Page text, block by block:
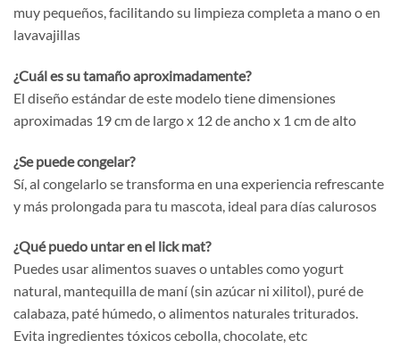
muy pequeños, facilitando su limpieza completa a mano o en
lavavajillas
¿Cuál es su tamaño aproximadamente?
El diseño estándar de este modelo tiene dimensiones
aproximadas 19 cm de largo x 12 de ancho x 1 cm de alto
¿Se puede congelar?
Sí, al congelarlo se transforma en una experiencia refrescante
y más prolongada para tu mascota, ideal para días calurosos
¿Qué puedo untar en el lick mat?
Puedes usar alimentos suaves o untables como yogurt
natural, mantequilla de maní (sin azúcar ni xilitol), puré de
calabaza, paté húmedo, o alimentos naturales triturados.
Evita ingredientes tóxicos cebolla, chocolate, etc